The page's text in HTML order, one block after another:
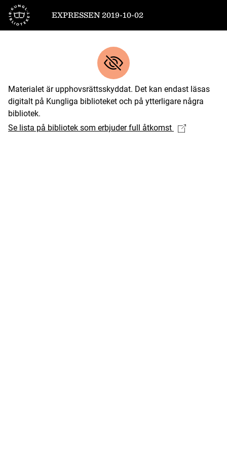
Till startsidan
EXPRESSEN 2019-10-02
Materialet är upphovsrättsskyddat. Det kan endast läsas
digitalt på Kungliga biblioteket och på ytterligare några
bibliotek.
Se lista på bibliotek som erbjuder full åtkomst